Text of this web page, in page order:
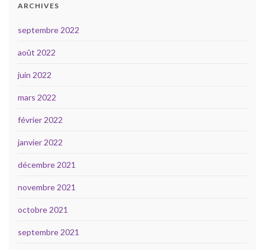
ARCHIVES
septembre 2022
août 2022
juin 2022
mars 2022
février 2022
janvier 2022
décembre 2021
novembre 2021
octobre 2021
septembre 2021